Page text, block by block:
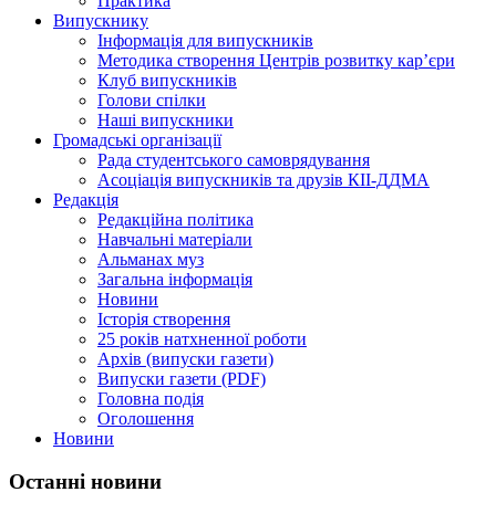
Випускнику
Інформація для випускників
Методика створення Центрів розвитку кар’єри
Клуб випускників
Голови спілки
Наші випускники
Громадські організації
Рада студентського самоврядування
Асоціація випускників та друзів КІІ-ДДМА
Редакція
Редакційна політика
Навчальні матеріали
Альманах муз
Загальна інформація
Новини
Історія створення
25 років натхненної роботи
Архів (випуски газети)
Випуски газети (PDF)
Головна подія
Оголошення
Новини
Останні новини